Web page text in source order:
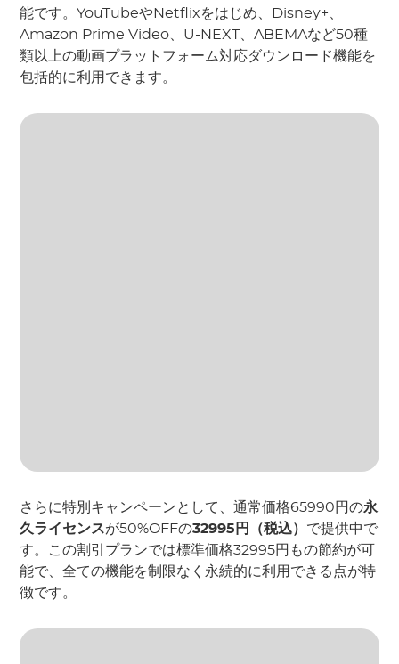
能です。YouTubeやNetflixをはじめ、Disney+、
Amazon Prime Video、U-NEXT、ABEMAなど50種
類以上の動画プラットフォーム対応ダウンロード機能を
包括的に利用できます。
さらに特別キャンペーンとして、通常価格65990円の永
久ライセンスが50%OFFの32995円（税込） で提供中で
す。この割引プランでは標準価格32995円もの節約が可
能で、全ての機能を制限なく永続的に利用できる点が特
徴です。